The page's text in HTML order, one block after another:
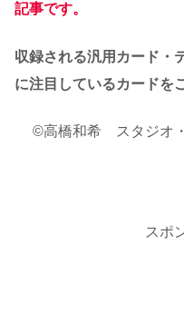
記事です。
収録される汎用カード・
に注目しているカードを
©高橋和希 スタジオ
スポ